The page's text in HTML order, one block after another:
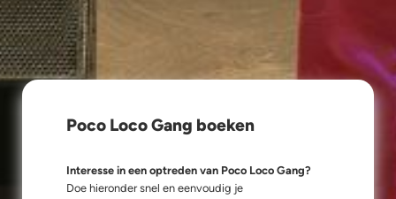
Poco Loco Gang boeken
Interesse in een optreden van Poco Loco Gang?
Doe hieronder snel en eenvoudig je